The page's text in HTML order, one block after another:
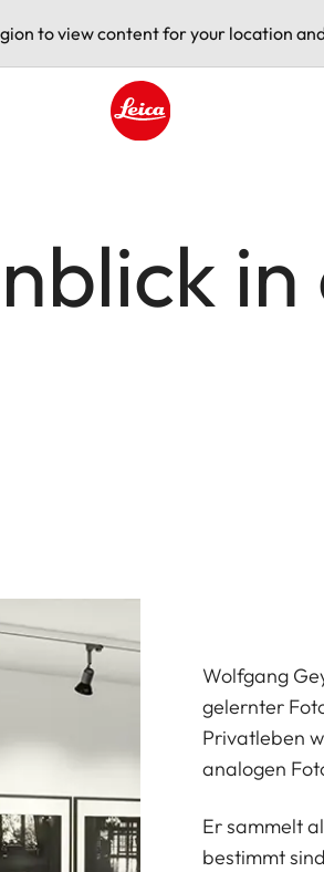
to view content for your location
in
Wolfgang
gelernter
Privatleben
analogen
Er sammelt
bestimmt